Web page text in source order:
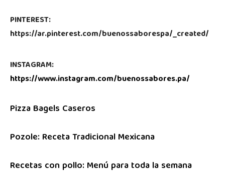
PINTEREST:
https://ar.pinterest.com/buenossaborespa/_created/
INSTAGRAM:
https://www.instagram.com/buenossabores.pa/
Pizza Bagels Caseros
Pozole: Receta Tradicional Mexicana
Recetas con pollo: Menú para toda la semana